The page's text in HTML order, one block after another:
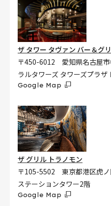
ザ タワー タヴァン バー＆グ
〒450-6012 愛知県名古屋
ラルタワーズ タワーズプラ
Google Map
ザ グリル トラノモン
〒105-5502 東京都港区虎ノ
ステーションタワー2階
Google Map